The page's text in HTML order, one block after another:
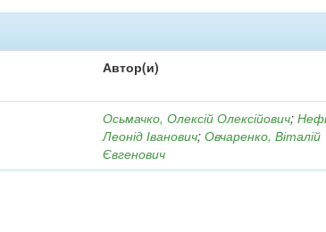
Автор(и)
Осьмачко, Олексій Олексійович;
Леонід Іванович;Овчаренко, Віталій
Євгенович